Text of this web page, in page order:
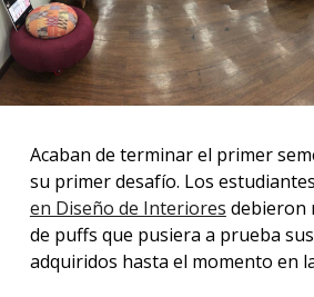
Acaban de terminar el primer
su primer desafío. Los
en Diseño de Interiores debieron
de puffs que pusiera a prueba
adquiridos hasta el momento en